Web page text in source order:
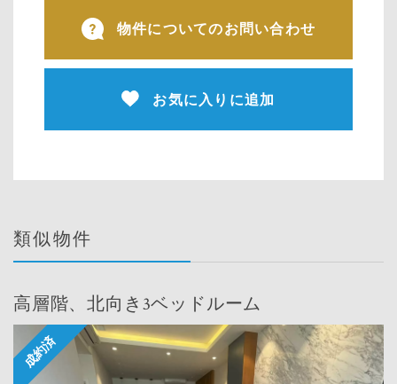
物件についてのお問い合わせ
お気に入りに追加
類似物件
高層階、北向き3ベッドルーム